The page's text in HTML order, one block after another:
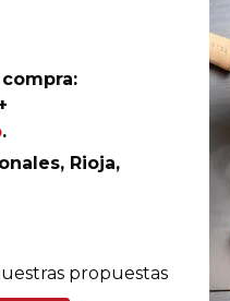
2023
.
Rioja,
propuestas